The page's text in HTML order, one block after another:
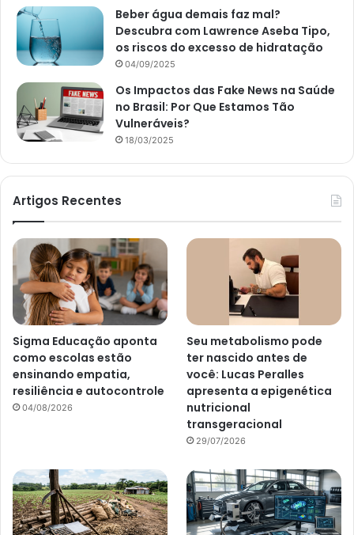
Beber água demais faz mal?
Descubra com Lawrence Aseba Tipo,
os riscos do excesso de hidratação
04/09/2025
Os Impactos das Fake News na Saúde
no Brasil: Por Que Estamos Tão
Vulneráveis?
18/03/2025
Artigos Recentes
Sigma Educação aponta
como escolas estão
ensinando empatia,
resiliência e autocontrole
04/08/2026
Seu metabolismo pode
ter nascido antes de
você: Lucas Peralles
apresenta a epigenética
nutricional
transgeracional
29/07/2026